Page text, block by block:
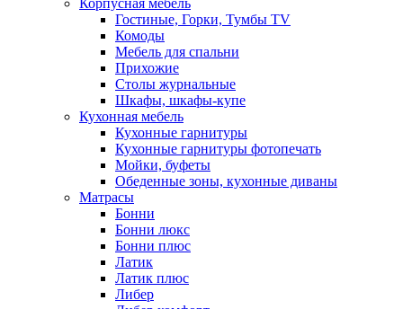
Гостиные, Горки, Тумбы TV
Комоды
Мебель для спальни
Прихожие
Столы журнальные
Шкафы, шкафы-купе
Кухонная мебель
Кухонные гарнитуры
Кухонные гарнитуры фотопечать
Мойки, буфеты
Обеденные зоны, кухонные диваны
Матрасы
Бонни
Бонни люкс
Бонни плюс
Латик
Латик плюс
Либер